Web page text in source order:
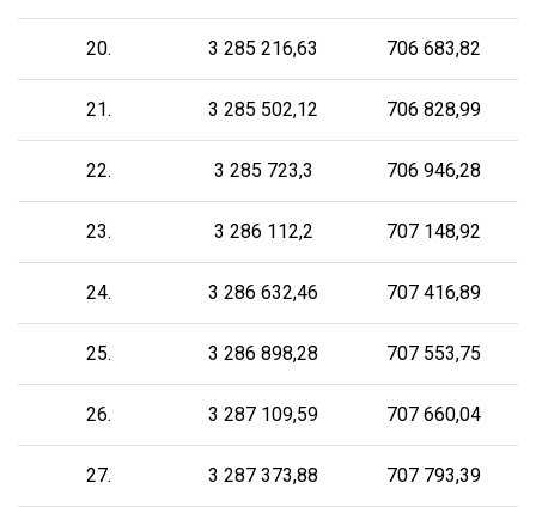
20. 3 285 216,63 706 683,82
21. 3 285 502,12 706 828,99
22. 3 285 723,3 706 946,28
23. 3 286 112,2 707 148,92
24. 3 286 632,46 707 416,89
25. 3 286 898,28 707 553,75
26. 3 287 109,59 707 660,04
27. 3 287 373,88 707 793,39